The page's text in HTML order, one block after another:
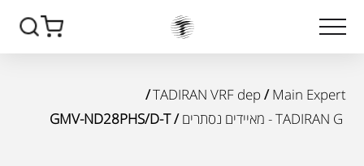
Main Expert
/
TADIRAN VRF dep
/
TADIRAN G - מאיידים נסתרים
/ GMV-ND28PHS/D-T